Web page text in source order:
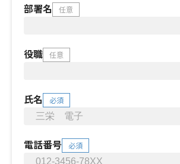
部署名 任意
役職 任意
氏名 必須
電話番号 必須